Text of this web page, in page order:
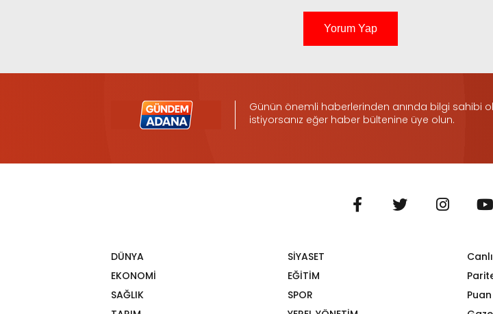
Yorum Yap
Günün önemli haberlerinden anında bilgi sahibi
istiyorsanız eğer haber bültenine üye olun.
DÜNYA
SİYASET
EKONOMİ
EĞİTİM
SAĞLIK
SPOR